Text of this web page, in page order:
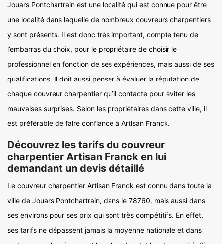
Jouars Pontchartrain est une localité qui est connue pour être
une localité dans laquelle de nombreux couvreurs charpentiers
y sont présents. Il est donc très important, compte tenu de
l’embarras du choix, pour le propriétaire de choisir le
professionnel en fonction de ses expériences, mais aussi de ses
qualifications. Il doit aussi penser à évaluer la réputation de
chaque couvreur charpentier qu’il contacte pour éviter les
mauvaises surprises. Selon les propriétaires dans cette ville, il
est préférable de faire confiance à Artisan Franck.
Découvrez les tarifs du couvreur
charpentier Artisan Franck en lui
demandant un devis détaillé
Le couvreur charpentier Artisan Franck est connu dans toute la
ville de Jouars Pontchartrain, dans le 78760, mais aussi dans
ses environs pour ses prix qui sont très compétitifs. En effet,
ses tarifs ne dépassent jamais la moyenne nationale et dans